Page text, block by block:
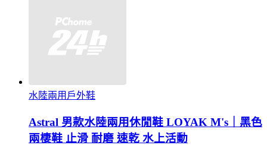
水陸兩用戶外鞋
Astral 男款水陸兩用休閒鞋 LOYAK M's｜黑色
兩棲鞋 止滑 耐磨 速乾 水上活動